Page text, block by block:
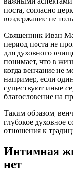
поста, согласно
воздержание не
Священник Иван
период поста не
для духовного
понимает, что в
когда венчание не
например, если
существуют иные
благословение на
Таким образом,
глубокое духовное
отношения к
Интимная
нет